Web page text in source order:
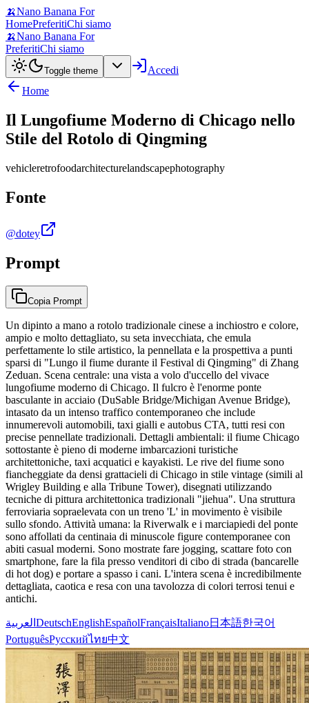
🍌Nano Banana For
HomePreferitiChi siamo
🍌Nano Banana For
PreferitiChi siamo
Toggle theme
Accedi
Home
Il Lungofiume Moderno di Chicago nello
Stile del Rotolo di Qingming
vehicleretrofoodarchitecturelandscapephotography
Fonte
@dotey
Prompt
Copia Prompt
Un dipinto a mano a rotolo tradizionale cinese a inchiostro e colore,
ampio e molto dettagliato, su seta invecchiata, che emula
perfettamente lo stile artistico, la pennellata e la prospettiva a punti
sparsi di "Lungo il fiume durante il Festival di Qingming" di Zhang
Zeduan. Scena centrale: una vista a volo d'uccello del vivace
lungofiume moderno di Chicago. Il fulcro è l'enorme ponte
basculante in acciaio (DuSable Bridge/Michigan Avenue Bridge),
intasato da un intenso traffico contemporaneo che include
innumerevoli automobili, taxi gialli e autobus CTA, tutti resi con
precise pennellate tradizionali. Dettagli ambientali: il fiume Chicago
sottostante è pieno di moderne imbarcazioni turistiche
architettoniche, taxi acquatici e kayakisti. Le rive del fiume sono
fiancheggiate da densi grattacieli di Chicago in stile vintage (simili al
Wrigley Building e alla Tribune Tower), disegnati utilizzando
tecniche di pittura architettonica tradizionali "jiehua". Una struttura
ferroviaria sopraelevata con un treno 'L' in movimento è visibile
sullo sfondo. Attività umana: la Riverwalk e i marciapiedi del ponte
sono affollati da centinaia di minuscole figure contemporanee con
abiti casual moderni. Sono mostrate fare jogging, scattare foto con
smartphone, fare la fila presso venditori di cibo di strada (bancarelle
di hot dog) e portare a spasso i cani. L'intera scena è incredibilmente
dettagliata, caotica e resa con una tavolozza di colori terrosi tenui e
antichi.
العربية DeutschEnglishEspañolFrançaisItaliano日本語한국어
PortuguêsРусскийไทย中文